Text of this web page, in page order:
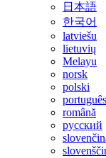
日本語
한국어
latviešu
lietuvių
Melayu
norsk
polski
português
română
русский